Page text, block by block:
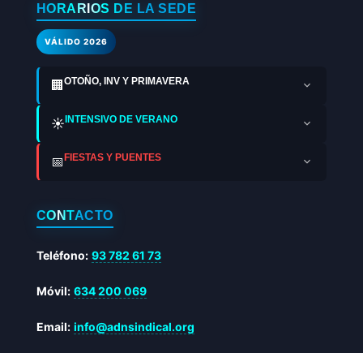
HORARIOS DE LA SEDE
VÁLIDO 2026
🏢OTOÑO, INV Y PRIMAVERA
☀️ INTENSIVO DE VERANO
📅 FIESTAS Y PUENTES
CONTACTO
Teléfono: 93 782 61 73
Móvil: 634 200 069
Email: info@adnsindical.org